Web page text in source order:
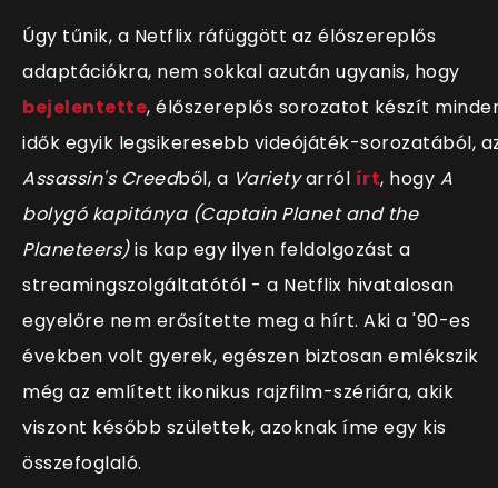
Úgy tűnik, a Netflix ráfüggött az élőszereplős
adaptációkra, nem sokkal azután ugyanis, hogy
bejelentette, élőszereplős sorozatot készít
idők egyik legsikeresebb videójáték-sorozatából,
Assassin's Creedből, a Varietyarról írt, hogy A
bolygó kapitánya (Captain Planet and the
Planeteers)is kap egy ilyen feldolgozást a
streamingszolgáltatótól - a Netflix hivatalosan
egyelőre nem erősítette meg a hírt. Aki a '90-es
években volt gyerek, egészen biztosan emlékszik
még az említett ikonikus rajzfilm-szériára, akik
viszont később születtek, azoknak íme egy kis
összefoglaló.